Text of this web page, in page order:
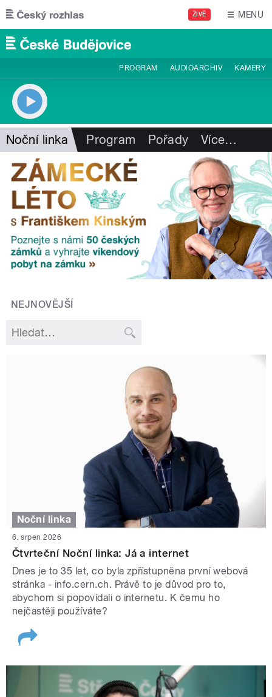
Přejít k hlavnímu obsahu
ŽIVĚ MENU
PROGRAM AUDIOARCHIV KAMERY
Noční linka Program Pořady Více…
NEJNOVĚJŠÍ
Noční linka
6. srpen 2026
Čtvrteční Noční linka: Já a internet
Dnes je to 35 let, co byla zpřístupněna první webová
stránka - info.cern.ch. Právě to je důvod pro to,
abychom si popovídali o internetu. K čemu ho
nejčastěji používáte?